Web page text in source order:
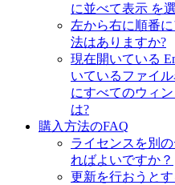
に並べて表示 を
左から右に順番
法はありますか?
現在開いている
いているファイ
にすべてのウィ
は?
購入方法のFAQ
ライセンスを別
ればよいですか？
更新を行おうと